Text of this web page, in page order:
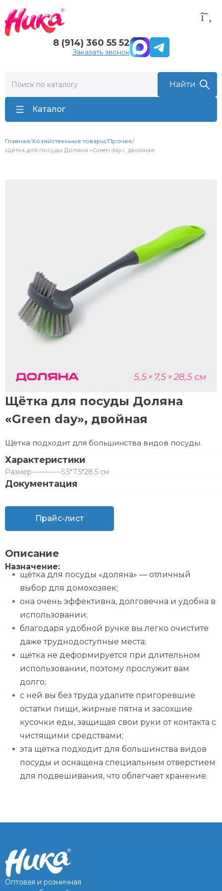
8 (914) 360 55 52
Заказать звонок
Каталог
Главная/Хозяйственные товары/Прочее/
Щётка для посуды Доляна «Green day», двойная
Щётка для посуды Доляна
«Green day», двойная
Щетка подходит для большинства видов посуды.
Характеристики
Размер------------5.5*7.5*28.5 см
Документация
Прайс-лист
Описание
Назначение:
щётка для посуды «доляна» — отличный
выбор для домохозяек;
она очень эффективна, долговечна и удобна в
использовании;
благодаря удобной ручке вы легко очистите
даже труднодоступные места;
щётка не деформируется при длительном
использовании, поэтому прослужит вам
долго;
с ней вы без труда удалите пригоревшие
остатки пищи, жирные пятна и засохшие
кусочки еды, защищая свои руки от контакта с
чистящими средствами;
эта щётка подходит для большинства видов
посуды и оснащена специальным отверстием
для подвешивания, что облегчает хранение.
Оптовая и розничная